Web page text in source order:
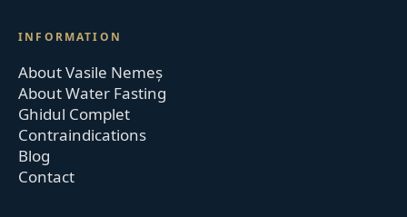
INFORMATION
About Vasile Nemeș
About Water Fasting
Ghidul Complet
Contraindications
Blog
Contact